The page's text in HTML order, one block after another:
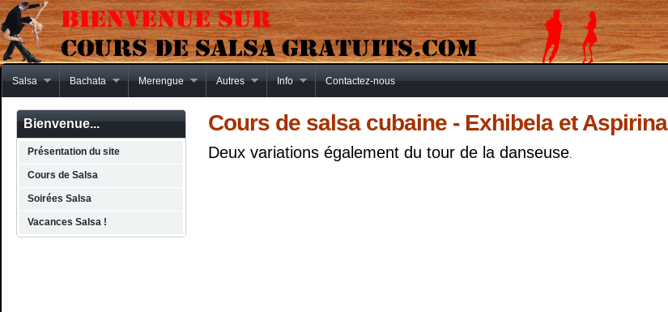
Salsa Bachata Merengue Autres Info Contactez-nous
Cours de salsa cubaine - Exhibela et Aspirina
Deux variations également du tour de la danseuse.
Bienvenue...
Présentation du site
Cours de Salsa
Soirées Salsa
Vacances Salsa !